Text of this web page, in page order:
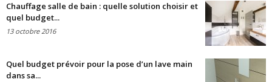
Chauffage salle de bain : quelle solution choisir et
quel budget...
13 octobre 2016
Quel budget prévoir pour la pose d’un lave main
dans sa...